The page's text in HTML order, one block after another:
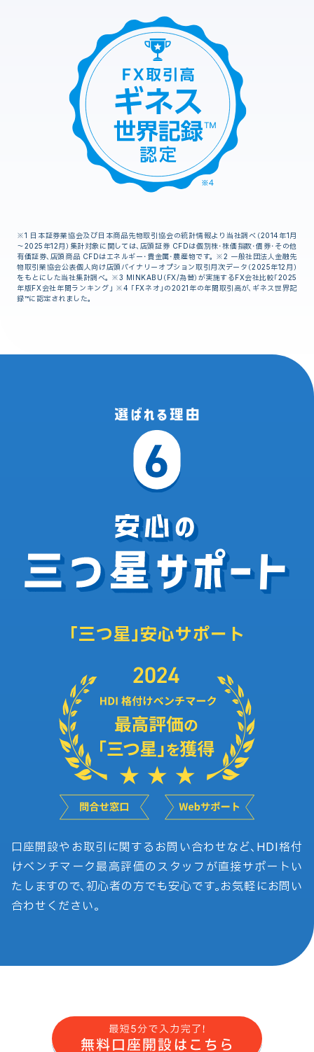
※1 日本証券業協会及び日本商品先物取引協会の統計情報より当社調べ（2014年1月
～2025年12月）集計対象に関しては、店頭証券 CFDは個別株・株価指数・債券・その他
有価証券、店頭商品 CFDはエネルギー・貴金属・農産物です。 ※2 一般社団法人金融先
物取引業協会公表個人向け店頭バイナリーオプション取引月次データ（2025年12月）
をもとにした当社集計調べ。 ※3 MINKABU（FX/為替）が実施するFX会社比較「2025
年版FX会社年間ランキング」 ※4 「FXネオ」の2021年の年間取引高が、ギネス世界記
録™に認定されました。
「三つ星」安心サポート
口座開設やお取引に関するお問い合わせなど、HDI格付
けベンチマーク最高評価のスタッフが直接サポートい
たしますので、初心者の方でも安心です。お気軽にお問い
合わせください。